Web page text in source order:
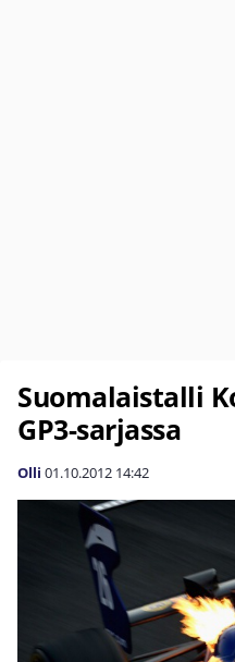
Suomalaistalli
GP3-sarjassa
Olli 01.10.2012 14:42